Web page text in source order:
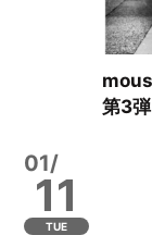
第3
01/
11
TUE